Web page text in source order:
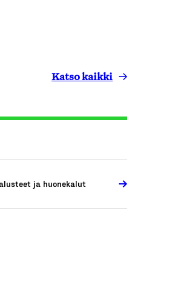
Katso kaikki
ja huonekalut